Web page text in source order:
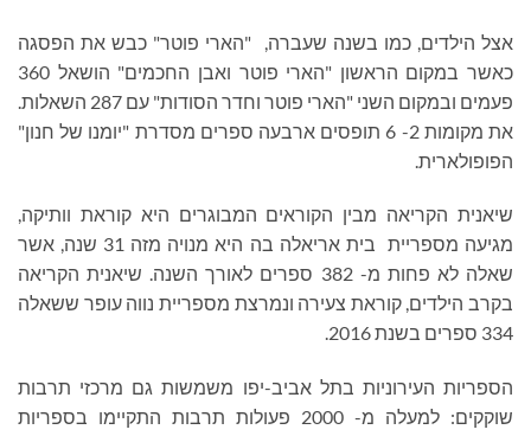
אצל הילדים, כמו בשנה שעברה, "הארי פוטר" כבש את הפסגה
כאשר במקום הראשון "הארי פוטר ואבן החכמים" הושאל 360
פעמים ובמקום השני "הארי פוטר וחדר הסודות" עם 287 השאלות.
את מקומות 2- 6 תופסים ארבעה ספרים מסדרת "יומנו של חנון"
הפופולארית.
שיאנית הקריאה מבין הקוראים המבוגרים היא קוראת וותיקה,
מגיעה מספריית בית אריאלה בה היא מנויה מזה 31 שנה, אשר
שאלה לא פחות מ- 382 ספרים לאורך השנה. שיאנית הקריאה
בקרב הילדים, קוראת צעירה ונמרצת מספריית נווה עופר ששאלה
334 ספרים בשנת 2016.
הספריות העירוניות בתל אביב-יפו משמשות גם מרכזי תרבות
שוקקים: למעלה מ- 2000 פעולות תרבות התקיימו בספריות